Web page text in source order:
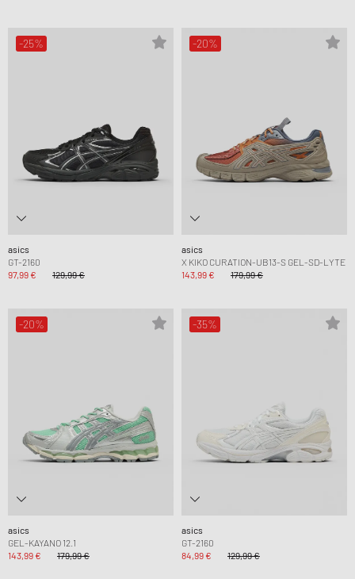
-25%
asics
GT-2160
97,99 €
129,99 €
-20%
asics
X KIKO CURATION-UB13-S GEL-SD-LYTE
143,99 €
179,99 €
-20%
asics
GEL-KAYANO 12.1
143,99 €
179,99 €
-35%
asics
GT-2160
84,99 €
129,99 €